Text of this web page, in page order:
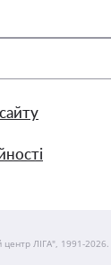
ЛІГА", 1991-2026.